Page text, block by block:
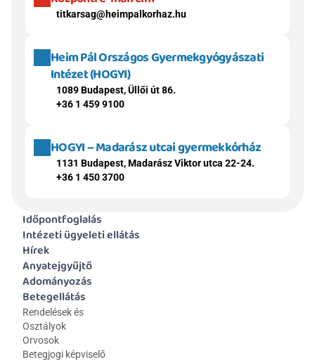
titkarsag@heimpalkorhaz.hu
Heim Pál Országos Gyermekgyógyászati
Intézet (HOGYI)
1089 Budapest, Üllői út 86.
+36 1 459 9100
HOGYI – Madarász utcai gyermekkórház
1131 Budapest, Madarász Viktor utca 22-24.
+36 1 450 3700
Időpontfoglalás
Intézeti ügyeleti ellátás
Hírek
Anyatejgyűjtő
Adományozás
Betegellátás
Rendelések és
Osztályok
Orvosok
Betegjogi képviselő